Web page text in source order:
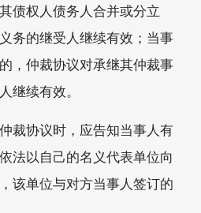
债权人债务人合并或分立
务的继受人继续有效；当事
，仲裁协议对承继其仲裁事
继续有效。
裁协议时，应告知当事人有
法以自己的名义代表单位向
该单位与对方当事人签订的